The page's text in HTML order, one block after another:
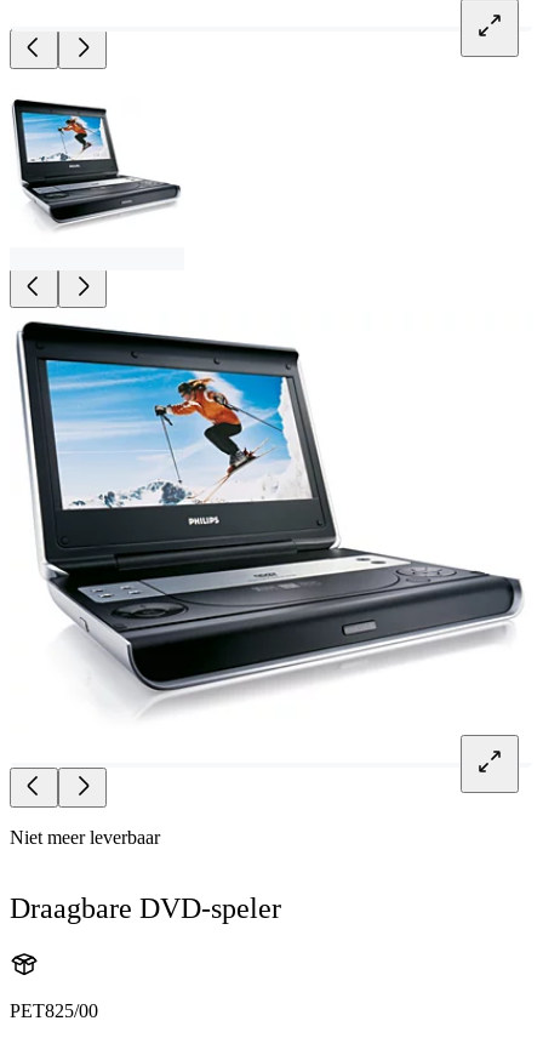
Niet meer leverbaar
Draagbare DVD-speler
PET825/00